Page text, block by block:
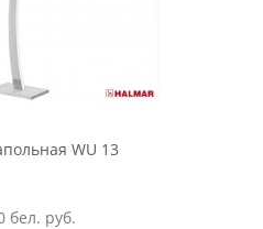
WU 13
бел. руб.